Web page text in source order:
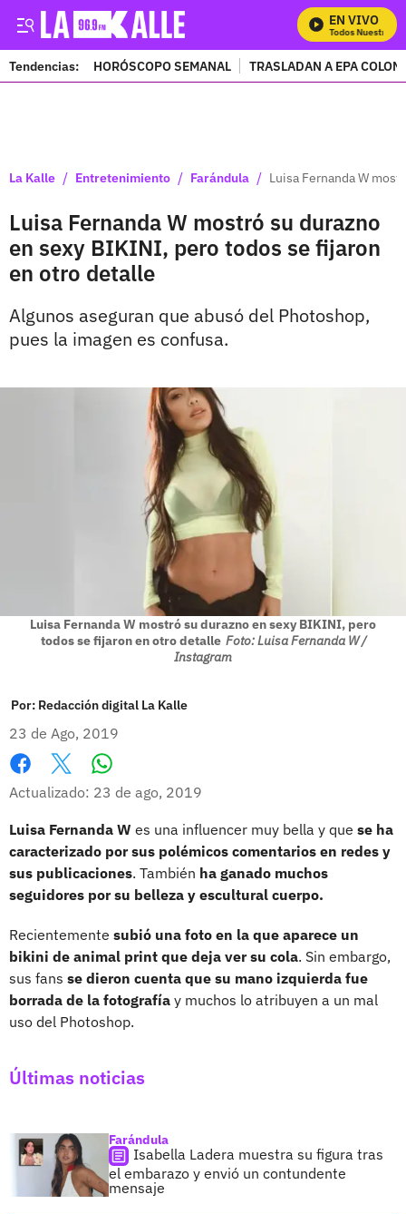
EN VIVO
Mira Todos Nuestros
Tendencias: HORÓSCOPO SEMANAL TRASLADAN A EPA
La Kalle / Entretenimiento / Farándula / Luisa Fernanda W
Luisa Fernanda W mostró su durazno
en sexy BIKINI, pero todos se fijaron
en otro detalle
Algunos aseguran que abusó del Photoshop,
pues la imagen es confusa.
Luisa Fernanda W mostró su durazno en sexy BIKINI, pero
todos se fijaron en otro detalle Foto: Luisa Fernanda W /
Instagram
Por: Redacción digital La Kalle
23 de Ago, 2019
Facebook
X
Actualizado: 23 de ago, 2019
Luisa Fernanda W es una influencer muy bella y que se ha
caracterizado por sus polémicos comentarios en redes y
sus publicaciones. También ha ganado muchos
seguidores por su belleza y escultural cuerpo.
Recientemente subió una foto en la que aparece un
bikini de animal print que deja ver su cola. Sin embargo,
sus fans se dieron cuenta que su mano izquierda fue
borrada de la fotografía y muchos lo atribuyen a un mal
uso del Photoshop.
Últimas noticias
Farándula
Isabella Ladera muestra su figura tras
el embarazo y envió un contundente
mensaje